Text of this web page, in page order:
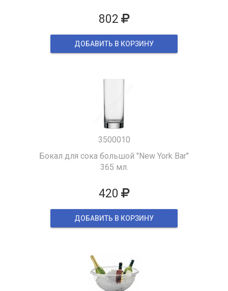
802
ДОБАВИТЬ В КОРЗИНУ
3500010
Бокал для сока большой "New York Bar"
365 мл.
420
ДОБАВИТЬ В КОРЗИНУ